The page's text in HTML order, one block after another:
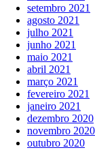
setembro 2021
agosto 2021
julho 2021
junho 2021
maio 2021
abril 2021
março 2021
fevereiro 2021
janeiro 2021
dezembro 2020
novembro 2020
outubro 2020